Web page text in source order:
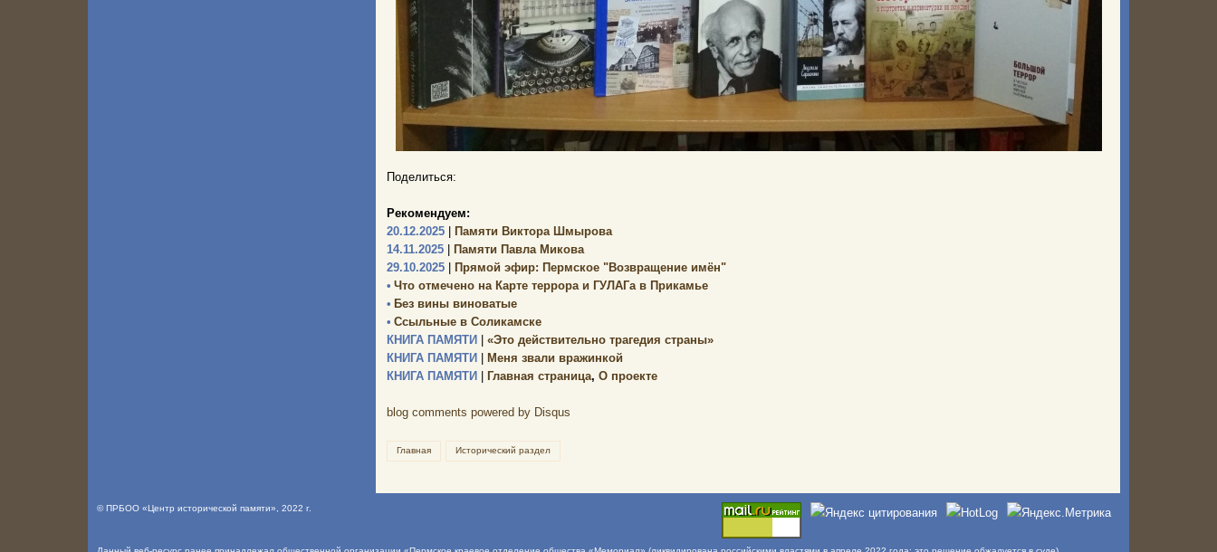
Поделиться:
Рекомендуем:
20.12.2025
Памяти Виктора Шмырова
14.11.2025
Памяти Павла Микова
29.10.2025
Прямой эфир: Пермское "Возвращение имён"
• Что отмечено на Карте террора и ГУЛАГа в Прикамье
• Без вины виноватые
• Ссыльные в Соликамске
КНИГА ПАМЯТИ
«Это действительно трагедия страны»
КНИГА ПАМЯТИ
Меня звали вражинкой
КНИГА ПАМЯТИ
Главная страница, О проекте
blog comments powered by Disqus
Главная Исторический раздел
©ПРБОО «Центр исторической памяти» , 2022 г.